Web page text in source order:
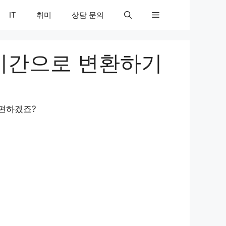
IT 취미 상담 문의
으로 변환하기
하겠죠?